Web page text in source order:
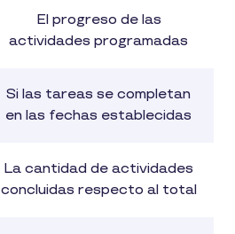
El progreso de las
actividades programadas
Si las tareas se completan
en las fechas establecidas
La cantidad de actividades
concluidas respecto al total